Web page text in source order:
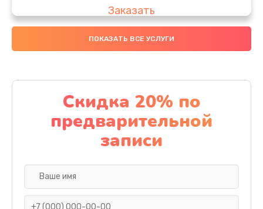
Заказать
Замена микрофона
Заказать
Замена аккумулятора
1130 руб.
Заказать
Замена дисплея (экрана)
ПОКАЗАТЬ ВСЕ УСЛУГИ
Скидка 20% по
предварительной
записи